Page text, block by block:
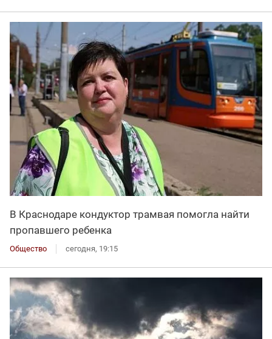
В Краснодаре кондуктор трамвая помогла найти
пропавшего ребенка
Общество сегодня, 19:15